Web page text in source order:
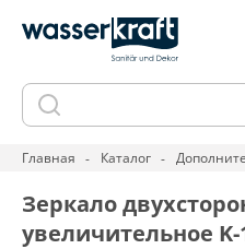
Главная Каталог
Зеркало
увеличительное K-